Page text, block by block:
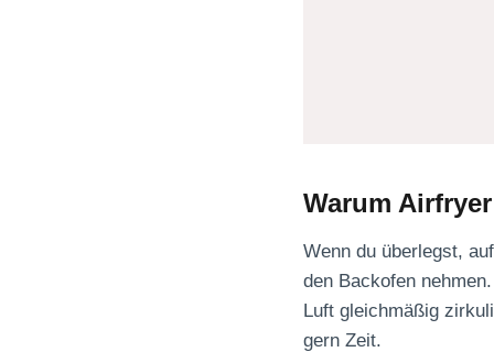
Warum
Wenn du überlegst,
den Backofen
Luft gleichmäßig
gern Zeit.